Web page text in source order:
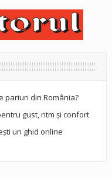
pariuri din România?
gust, ritm și confort
un ghid online